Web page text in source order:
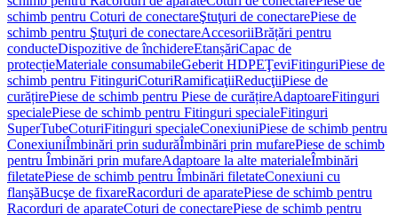
schimb pentru Coturi de conectareŞtuţuri de conectarePiese de
schimb pentru Ştuţuri de conectareAccesoriiBrățări pentru
conducteDispozitive de închidereEtanșăriCapac de
protecțieMateriale consumabileGeberit HDPEŢeviFitinguriPiese de
schimb pentru FitinguriCoturiRamificaţiiReducţiiPiese de
curățirePiese de schimb pentru Piese de curățireAdaptoareFitinguri
specialePiese de schimb pentru Fitinguri specialeFitinguri
SuperTubeCoturiFitinguri specialeConexiuniPiese de schimb pentru
ConexiuniÎmbinări prin sudurăÎmbinări prin mufarePiese de schimb
pentru Îmbinări prin mufareAdaptoare la alte materialeÎmbinări
filetatePiese de schimb pentru Îmbinări filetateConexiuni cu
flanşăBucşe de fixareRacorduri de aparatePiese de schimb pentru
Racorduri de aparateCoturi de conectarePiese de schimb pentru